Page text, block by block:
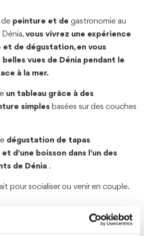
de peinture et de gastronomie au
vous vivrez une expérience
et de dégustation, en vous
vues de Dénia pendant le
à la mer.
un tableau grâce à des
simples basées sur des couches
dégustation de tapas
d’une boisson dans l’un des
de Dénia .
pour socialiser ou venir en couple.